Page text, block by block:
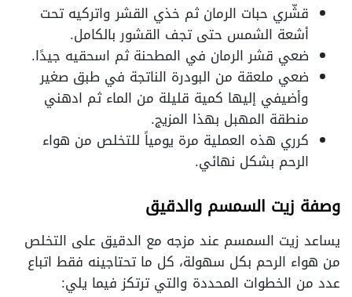
قشّري حبات الرمان ثم خذي القشر واتركيه تحت
أشعة الشمس حتى تجف القشور بالكامل.
ضعي قشر الرمان في المطحنة ثم اسحقيه جيدًا.
ضعي ملعقة من البودرة الناتجة في طبق صغير
وأضيفي إليها كمية قليلة من الماء ثم ادهني
منطقة المهبل بهذا المزيج.
كرري هذه العملية مرة يومياً للتخلص من هواء
الرحم بشكل نهائي.
وصفة زيت السمسم والدقيق
يساعد زيت السمسم عند مزجه مع الدقيق على التخلص
من هواء الرحم بكل سهولة، كل ما تحتاجينه فقط اتباع
عدد من الخطوات المحددة والتي ترتكز فيما يلي: